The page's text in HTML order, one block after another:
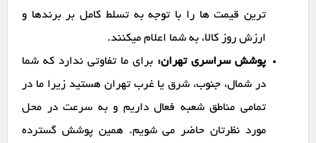
ترین قیمت ها را با توجه به تسلط کامل بر برندها و
ارزش روز کالا، به شما اعلام میکنند.
پوشش سراسری تهران: برای ما تفاوتی ندارد که شما
در شمال، جنوب، شرق یا غرب تهران هستید زیرا ما در
تمامی مناطق شعبه فعال داریم و به سرعت در محل
مورد نظرتان حاضر می شویم. همین پوشش گسترده